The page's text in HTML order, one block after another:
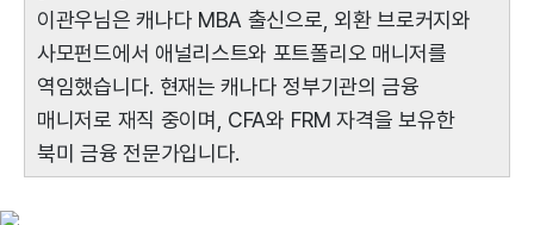
이관우님은 캐나다 MBA 출신으로, 외환 브로커지와
사모펀드에서 애널리스트와 포트폴리오 매니저를
역임했습니다. 현재는 캐나다 정부기관의 금융
매니저로 재직 중이며, CFA와 FRM 자격을 보유한
북미 금융 전문가입니다.